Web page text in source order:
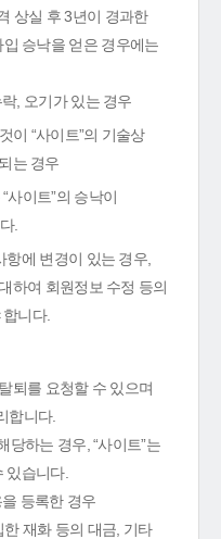
상실 후 3년이 경과한
입 승낙을 얻은 경우에는
, 오기가 있는 경우
이 “사이트”의 기술상
는 경우
이트”의 승낙이
.
에 변경이 있는 경우,
하여 회원정보 수정 등의
니다.
퇴를 요청할 수 있으며
합니다.
하는 경우, “사이트”는
있습니다.
등록한 경우
한 재화 등의 대금, 기타